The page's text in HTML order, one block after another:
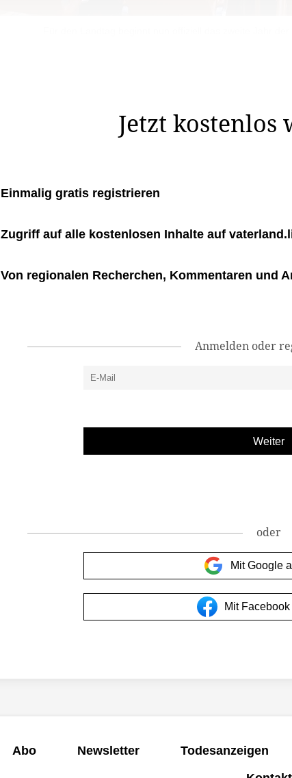
Jetzt kostenlos
Einmalig gratis registrieren
Zugriff auf alle kostenlosen Inhalte auf
Von regionalen Recherchen, Kommentaren und
Anmelden oder
oder
Mit Google
Mit
Abo Newsletter Todesanzeigen